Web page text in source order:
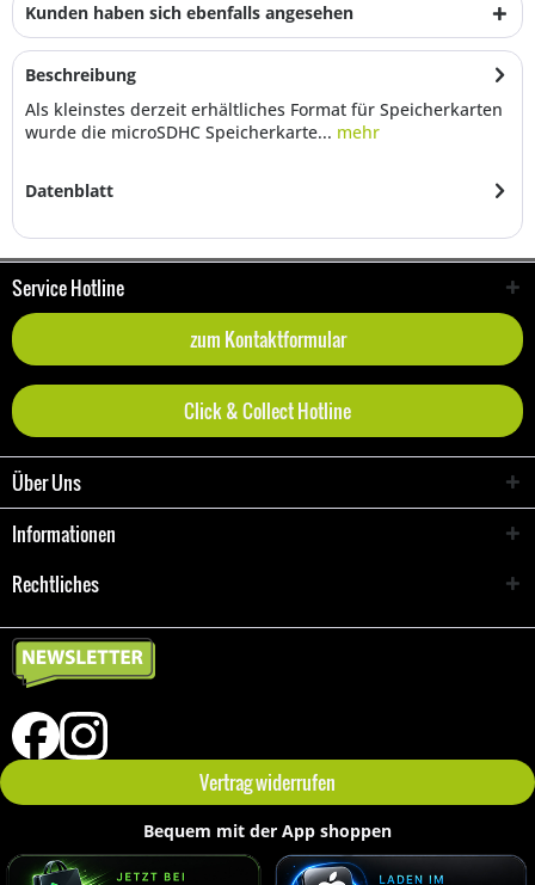
Kunden haben sich ebenfalls angesehen
Beschreibung
Als kleinstes derzeit erhältliches Format für Speicherkarten
wurde die microSDHC Speicherkarte... mehr
Datenblatt
Service Hotline
zum Kontaktformular
Click & Collect Hotline
Über Uns
Informationen
Rechtliches
Vertrag widerrufen
Bequem mit der App shoppen